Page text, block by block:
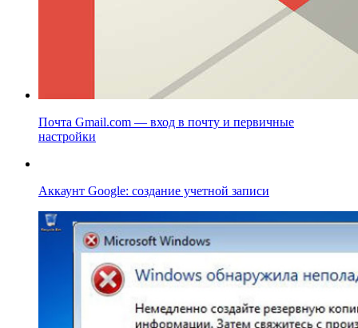
Почта Gmail.com — вход в почту и первичные
настройки
Аккаунт Google: создание учетной записи